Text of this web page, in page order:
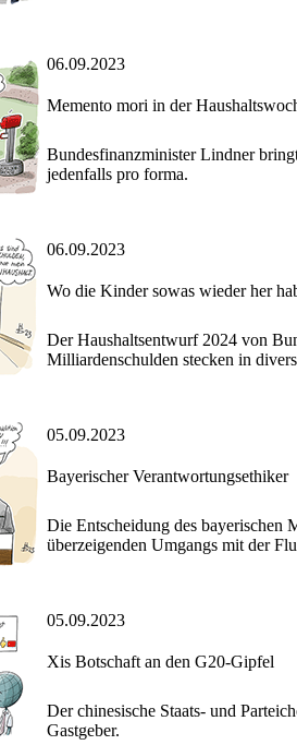
06.09.2023
Memento mori in der
Bundesfinanzminister Lindner
jedenfalls pro forma.
06.09.2023
Wo die Kinder sowas wieder her
Der Haushaltsentwurf 2024 von
Milliardenschulden stecken in
05.09.2023
Bayerischer Verantwortungsethiker
Die Entscheidung des bayerischen
überzeigenden Umgangs mit der
05.09.2023
Xis Botschaft an den G20-Gipfel
Der chinesische Staats- und
Gastgeber.